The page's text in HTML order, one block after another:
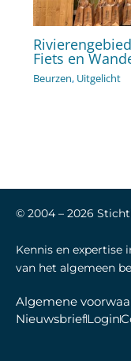
Fiets en
Beurzen, Uitgelicht
© 2004 – 2026
Kennis en expertise
van het algemeen
Algemene
NieuwsbriefLogin